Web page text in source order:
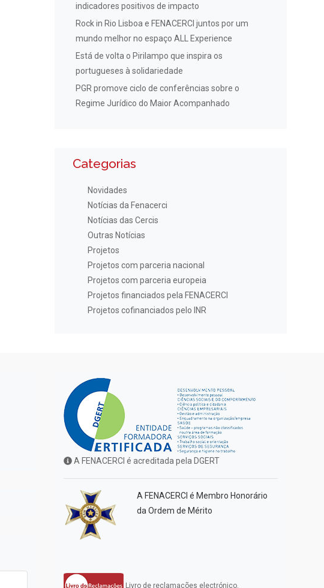
indicadores positivos de impacto
Rock in Rio Lisboa e FENACERCI juntos por um
mundo melhor no espaço ALL Experience
Está de volta o Pirilampo que inspira os
portugueses à solidariedade
PGR promove ciclo de conferências sobre o
Regime Jurídico do Maior Acompanhado
Categorias
Novidades
Notícias da Fenacerci
Notícias das Cercis
Outras Notícias
Projetos
Projetos com parceria nacional
Projetos com parceria europeia
Projetos financiados pela FENACERCI
Projetos cofinanciados pelo INR
A FENACERCI é acreditada pela DGERT
A FENACERCI é Membro Honorário
da Ordem de Mérito
Livro de reclamações electrónico.